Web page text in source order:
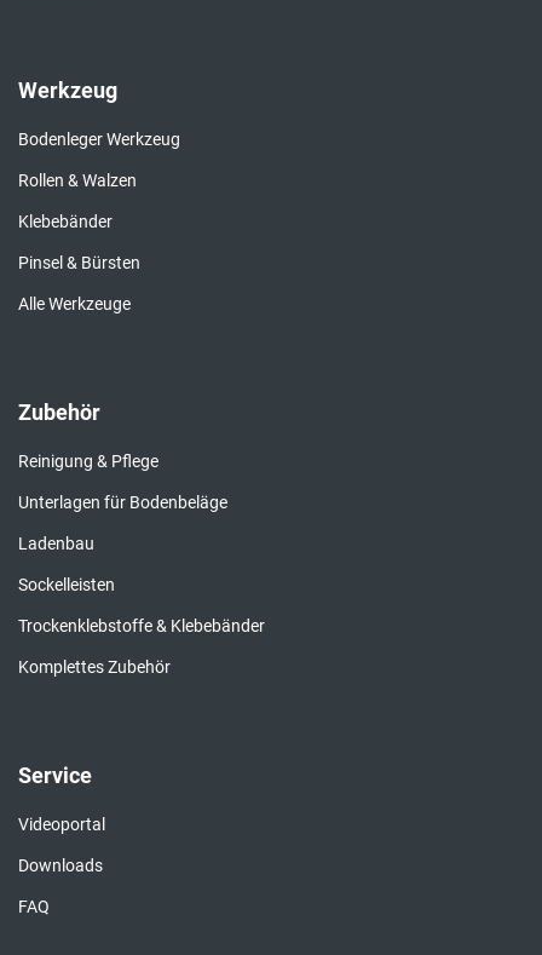
Werkzeug
Bodenleger Werkzeug
Rollen & Walzen
Klebebänder
Pinsel & Bürsten
Alle Werkzeuge
Zubehör
Reinigung & Pflege
Unterlagen für Bodenbeläge
Ladenbau
Sockelleisten
Trockenklebstoffe & Klebebänder
Komplettes Zubehör
Service
Videoportal
Downloads
FAQ